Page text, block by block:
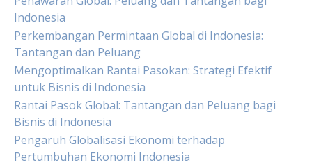
Indonesia
Perkembangan Permintaan Global di Indonesia:
Tantangan dan Peluang
Mengoptimalkan Rantai Pasokan: Strategi Efektif
untuk Bisnis di Indonesia
Rantai Pasok Global: Tantangan dan Peluang bagi
Bisnis di Indonesia
Pengaruh Globalisasi Ekonomi terhadap
Pertumbuhan Ekonomi Indonesia